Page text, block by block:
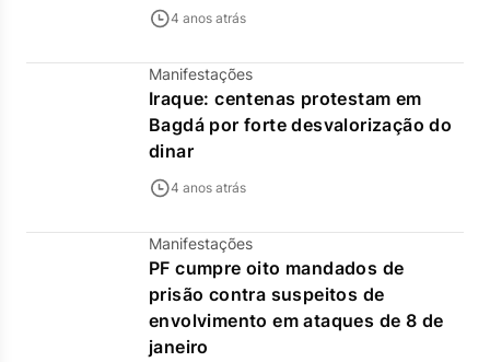
4 anos atrás
Manifestações
Iraque: centenas protestam em
Bagdá por forte desvalorização do
dinar
4 anos atrás
Manifestações
PF cumpre oito mandados de
prisão contra suspeitos de
envolvimento em ataques de 8 de
janeiro